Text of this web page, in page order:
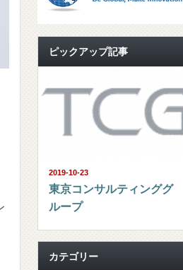
ピックアップ記事
2019-10-23
東京コンサルティンググ
ループ
カテゴリー